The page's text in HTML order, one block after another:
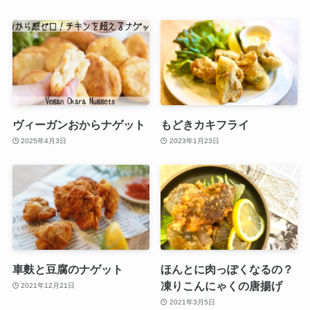
ヴィーガンおからナゲット
2025年4月3日
もどきカキフライ
2023年1月23日
車麩と豆腐のナゲット
2021年12月21日
ほんとに肉っぽくなるの？
凍りこんにゃくの唐揚げ
2021年3月5日